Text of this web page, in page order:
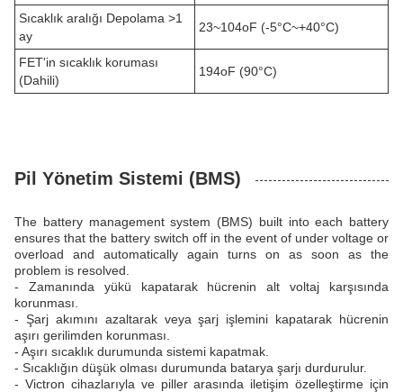
Sıcaklık aralığı Depolama >1
ay
23~104oF (-5°C~+40°C)
FET'in sıcaklık koruması
(Dahili)
194oF (90°C)
Pil Yönetim Sistemi (BMS)
The battery management system (BMS) built into each battery
ensures that the battery switch off in the event of under voltage or
overload and automatically again turns on as soon as the
problem is resolved.
- Zamanında yükü kapatarak hücrenin alt voltaj karşısında
korunması.
- Şarj akımını azaltarak veya şarj işlemini kapatarak hücrenin
aşırı gerilimden korunması.
- Aşırı sıcaklık durumunda sistemi kapatmak.
- Sıcaklığın düşük olması durumunda batarya şarjı durdurulur.
- Victron cihazlarıyla ve piller arasında iletişim özelleştirme için